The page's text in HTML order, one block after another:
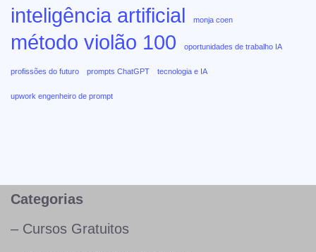
inteligência artificial monja coen
método violão 100 oportunidades de trabalho IA
profissões do futuro prompts ChatGPT tecnologia e IA
upwork engenheiro de prompt
Categorias
– Cursos Gratuitos